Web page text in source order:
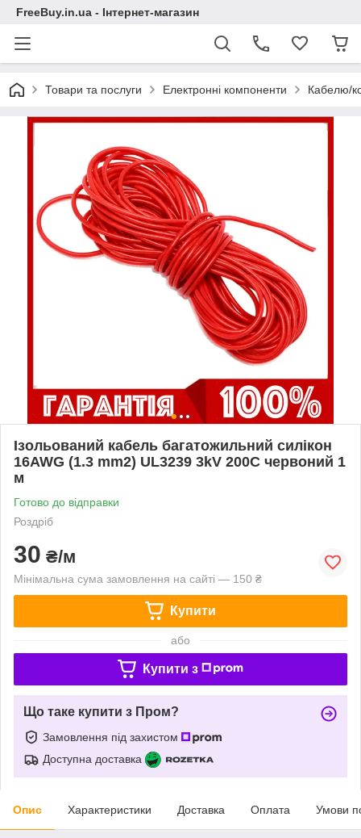
FreeBuy.in.ua - Інтернет-магазин
Товари та послуги Електронні компоненти Кабелю/
Ізольований кабель багатожильний силікон
16AWG (1.3 mm2) UL3239 3kV 200C червоний 1
м
Готово до відправки
Роздріб
30 ₴/м
Мінімальна сума замовлення на сайті — 150 ₴
Купити
або
Купити з
Що таке купити з Пром?
Замовлення під захистом
Доступна доставка
Опис Характеристики Доставка Оплата Умови